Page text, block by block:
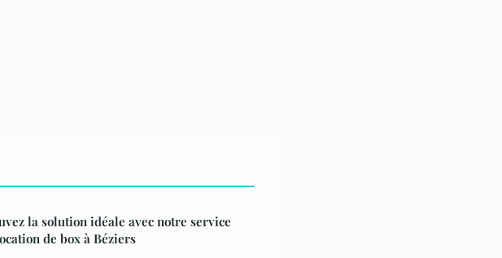
la solution idéale avec notre service
de box à Béziers